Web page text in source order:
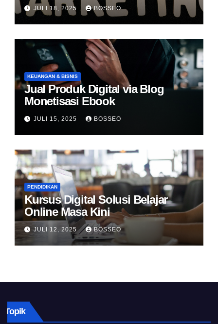
JULI 18, 2025 BOSSEO
KEUANGAN & BISNIS
Jual Produk Digital via Blog
Monetisasi Ebook
JULI 15, 2025 BOSSEO
PENDIDIKAN
Kursus Digital Solusi Belajar
Online Masa Kini
JULI 12, 2025 BOSSEO
Topik